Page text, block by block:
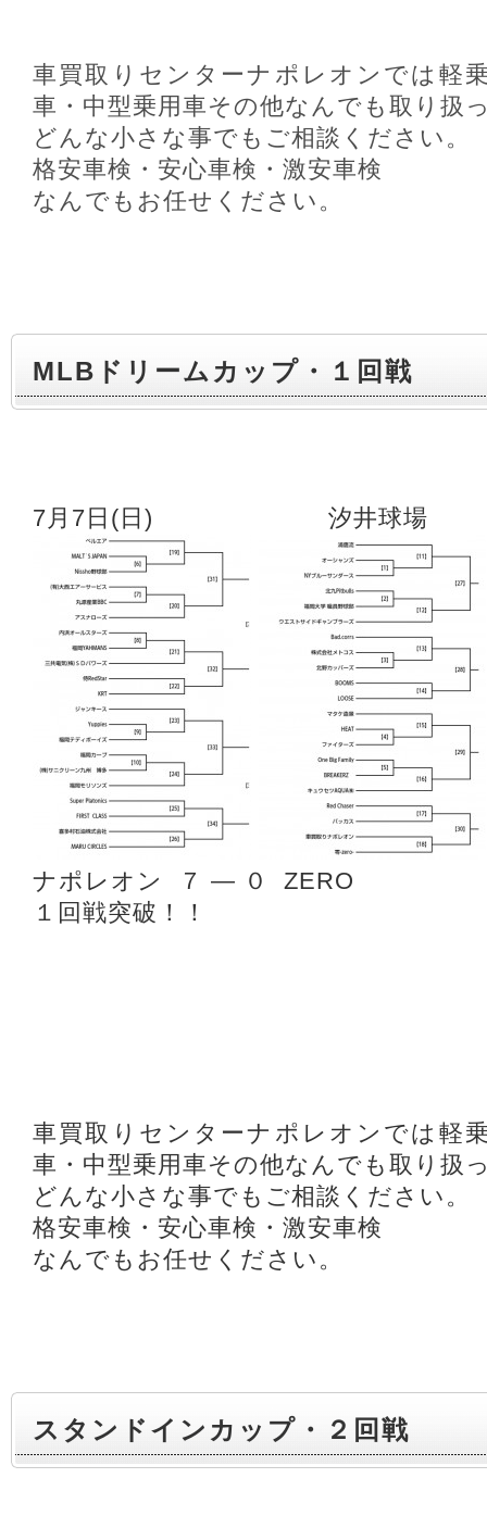
車買取りセンターナポレオンでは軽
車・中型乗用車その他なんでも取り扱
どんな小さな事でもご相談ください。
格安車検・安心車検・激安車検
なんでもお任せください。
MLBドリームカップ・１回戦
7月7日(日) 汐井球場
ナポレオン ７ ― ０ ZERO
１回戦突破！！
車買取りセンターナポレオンでは軽
車・中型乗用車その他なんでも取り扱
どんな小さな事でもご相談ください。
格安車検・安心車検・激安車検
なんでもお任せください。
スタンドインカップ・２回戦